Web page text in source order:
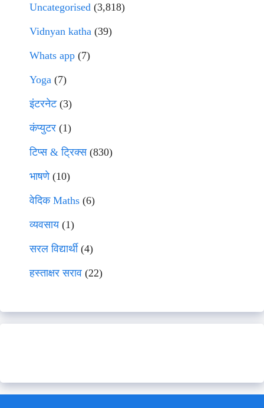
Uncategorised (3,818)
Vidnyan katha (39)
Whats app (7)
Yoga (7)
इंटरनेट(3)
कंप्युटर (1)
टिप्स & ट्रिक्स(830)
भाषणे(10)
वेदिक Maths (6)
व्यवसाय(1)
सरल विद्यार्थी(4)
हस्ताक्षर सराव (22)